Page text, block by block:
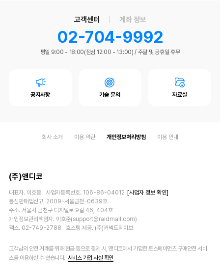
고객센터 계좌 정보
02-704-9992
평일 9:00 - 18:00(점심 12:00 - 13:00) / 주말 및 공휴일 휴무
공지사항 기술 문의 자료실
회사 소개 이용 약관 개인정보처리방침 이용 안내
(주)앤디코
대표자. 이호용 사업자등록번호. 106-86-04012 [사업자 정보 확인]
통신판매업신고. 2009-서울금천-0639호
주소. 서울시 금천구 디지털로 9길 46, 404호
개인정보관리책임자. 이호준(support@raidmall.com)
팩스. 02-749-2788 호스팅 제공. (주)커넥트웨이브
고객님의 안전 거래를 위해 현금 등으로 결제 시, 앤디코에서 가입한 토스페이먼츠 구매안전 서비
스를 이용하실 수 있습니다. 서비스 가입 사실 확인